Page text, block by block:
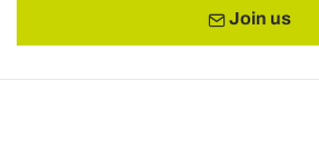
Join us